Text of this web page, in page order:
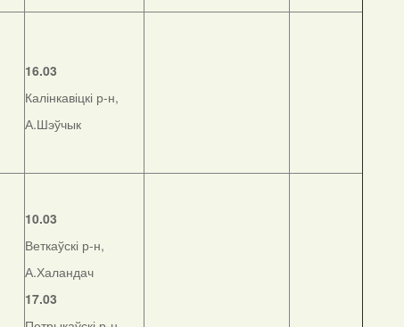
16.03
Калінкавіцкі р-н,
А.Шэўчык
10.03
Веткаўскі р-н,
А.Халандач
17.03